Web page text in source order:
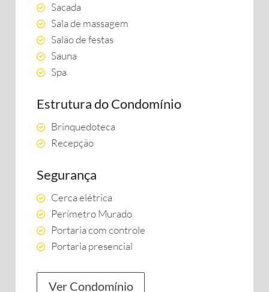
Sacada
Sala de massagem
Salão de festas
Sauna
Spa
Estrutura do Condomínio
Brinquedoteca
Recepção
Segurança
Cerca elétrica
Perímetro Murado
Portaria com controle
Portaria presencial
Ver Condomínio